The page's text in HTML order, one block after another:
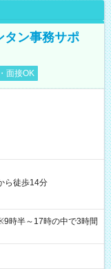
タン事務サポ
面接OK
ら徒歩14分
時半～17時の中で3時間